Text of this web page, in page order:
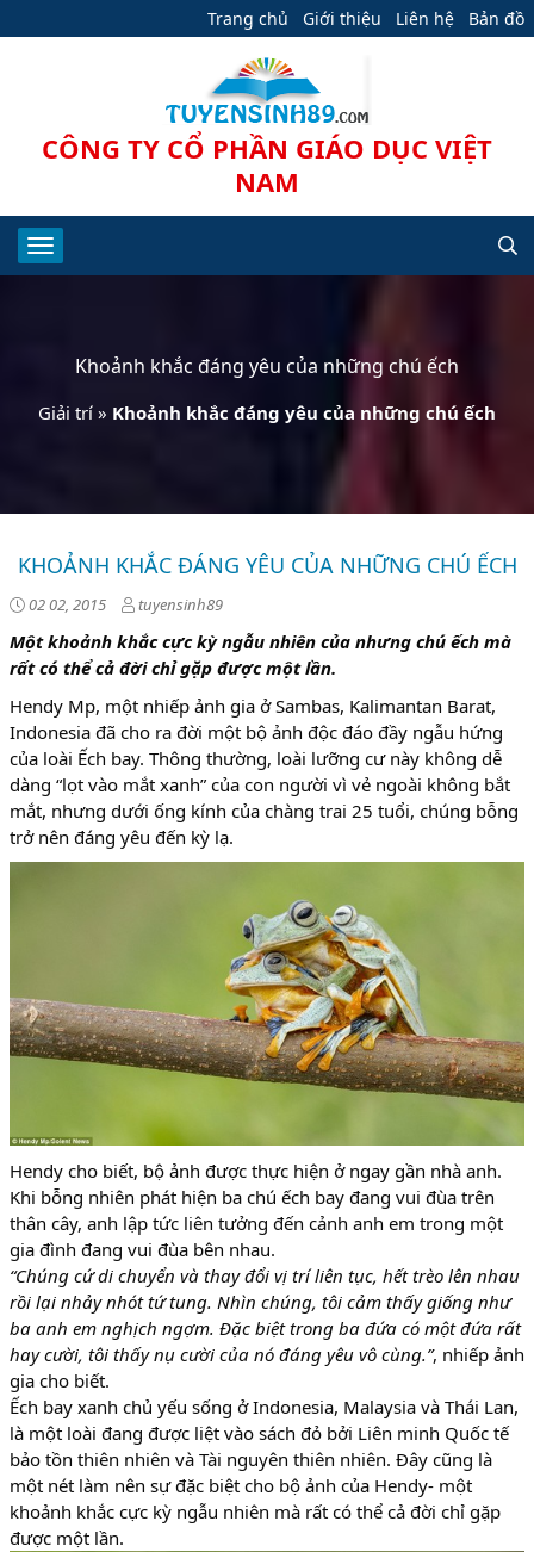
Trang chủ Giới thiệu Liên hệ Bản đồ
CÔNG TY CỔ PHẦN GIÁO DỤC VIỆT
NAM
Khoảnh khắc đáng yêu của những chú ếch
Giải trí » Khoảnh khắc đáng yêu của những chú ếch
KHOẢNH KHẮC ĐÁNG YÊU CỦA NHỮNG CHÚ ẾCH
02 02, 2015 tuyensinh89
Một khoảnh khắc cực kỳ ngẫu nhiên của nhưng chú ếch mà
rất có thể cả đời chỉ gặp được một lần.
Hendy Mp, một nhiếp ảnh gia ở Sambas, Kalimantan Barat,
Indonesia đã cho ra đời một bộ ảnh độc đáo đầy ngẫu hứng
của loài Ếch bay. Thông thường, loài lưỡng cư này không dễ
dàng “lọt vào mắt xanh” của con người vì vẻ ngoài không bắt
mắt, nhưng dưới ống kính của chàng trai 25 tuổi, chúng bỗng
trở nên đáng yêu đến kỳ lạ.
Hendy cho biết, bộ ảnh được thực hiện ở ngay gần nhà anh.
Khi bỗng nhiên phát hiện ba chú ếch bay đang vui đùa trên
thân cây, anh lập tức liên tưởng đến cảnh anh em trong một
gia đình đang vui đùa bên nhau.
“Chúng cứ di chuyển và thay đổi vị trí liên tục, hết trèo lên nhau
rồi lại nhảy nhót tứ tung. Nhìn chúng, tôi cảm thấy giống như
ba anh em nghịch ngợm. Đặc biệt trong ba đứa có một đứa rất
hay cười, tôi thấy nụ cười của nó đáng yêu vô cùng.”, nhiếp ảnh
gia cho biết.
Ếch bay xanh chủ yếu sống ở Indonesia, Malaysia và Thái Lan,
là một loài đang được liệt vào sách đỏ bởi Liên minh Quốc tế
bảo tồn thiên nhiên và Tài nguyên thiên nhiên. Đây cũng là
một nét làm nên sự đặc biệt cho bộ ảnh của Hendy- một
khoảnh khắc cực kỳ ngẫu nhiên mà rất có thể cả đời chỉ gặp
được một lần.